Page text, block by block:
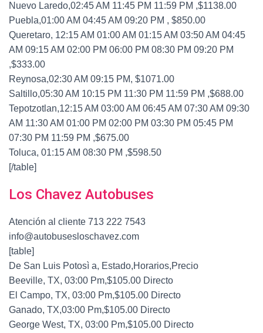
Nuevo Laredo,02:45 AM 11:45 PM 11:59 PM ,$1138.00
Puebla,01:00 AM 04:45 AM 09:20 PM , $850.00
Queretaro, 12:15 AM 01:00 AM 01:15 AM 03:50 AM 04:45
AM 09:15 AM 02:00 PM 06:00 PM 08:30 PM 09:20 PM
,$333.00
Reynosa,02:30 AM 09:15 PM, $1071.00
Saltillo,05:30 AM 10:15 PM 11:30 PM 11:59 PM ,$688.00
Tepotzotlan,12:15 AM 03:00 AM 06:45 AM 07:30 AM 09:30
AM 11:30 AM 01:00 PM 02:00 PM 03:30 PM 05:45 PM
07:30 PM 11:59 PM ,$675.00
Toluca, 01:15 AM 08:30 PM ,$598.50
[/table]
Los Chavez Autobuses
Atención al cliente 713 222 7543
info@autobusesloschavez.com
[table]
De San Luis Potosì a, Estado,Horarios,Precio
Beeville, TX, 03:00 Pm,$105.00 Directo
El Campo, TX, 03:00 Pm,$105.00 Directo
Ganado, TX,03:00 Pm,$105.00 Directo
George West, TX, 03:00 Pm,$105.00 Directo